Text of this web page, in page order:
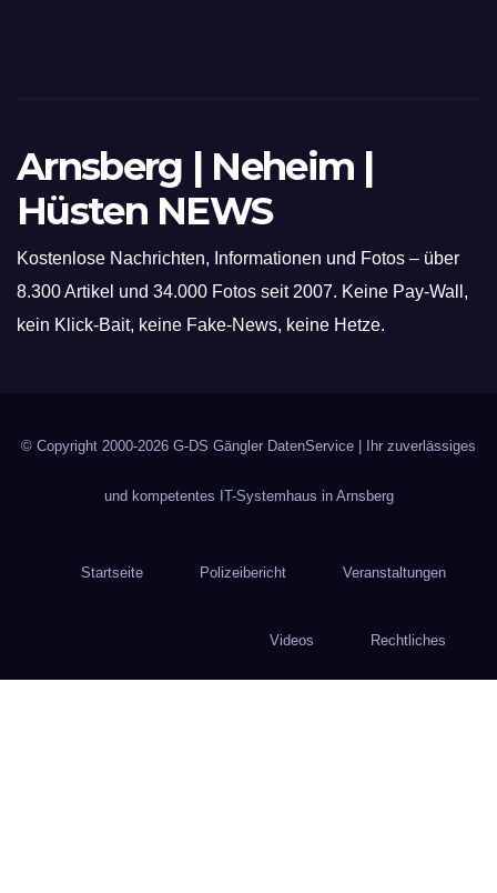
Arnsberg | Neheim |
Hüsten NEWS
Kostenlose Nachrichten, Informationen und Fotos – über
8.300 Artikel und 34.000 Fotos seit 2007. Keine Pay-Wall,
kein Klick-Bait, keine Fake-News, keine Hetze.
© Copyright 2000-2026 G-DS Gängler DatenService | Ihr zuverlässiges
und kompetentes IT-Systemhaus in Arnsberg
Startseite Polizeibericht Veranstaltungen
Videos Rechtliches